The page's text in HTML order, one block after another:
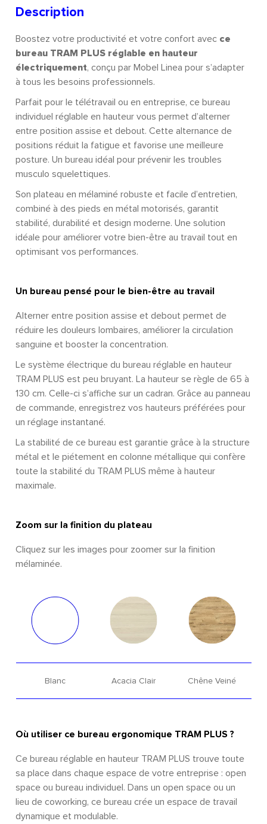
Description
Boostez votre productivité et votre confort avec ce
bureau TRAM PLUS réglable en hauteur
électriquement, conçu par Mobel Linea pour s’adapter
à tous les besoins professionnels.
Parfait pour le télétravail ou en entreprise, ce bureau
individuel réglable en hauteur vous permet d’alterner
entre position assise et debout. Cette alternance de
positions réduit la fatigue et favorise une meilleure
posture. Un bureau idéal pour prévenir les troubles
musculo squelettiques.
Son plateau en mélaminé robuste et facile d’entretien,
combiné à des pieds en métal motorisés, garantit
stabilité, durabilité et design moderne. Une solution
idéale pour améliorer votre bien-être au travail tout en
optimisant vos performances.
Un bureau pensé pour le bien-être au travail
Alterner entre position assise et debout permet de
réduire les douleurs lombaires, améliorer la circulation
sanguine et booster la concentration.
Le système électrique du bureau réglable en hauteur
TRAM PLUS est peu bruyant. La hauteur se règle de 65 à
130 cm. Celle-ci s’affiche sur un cadran. Grâce au panneau
de commande, enregistrez vos hauteurs préférées pour
un réglage instantané.
La stabilité de ce bureau est garantie grâce à la structure
métal et le piétement en colonne métallique qui confère
toute la stabilité du TRAM PLUS même à hauteur
maximale.
Zoom sur la finition du plateau
Cliquez sur les images pour zoomer sur la finition
mélaminée.​
Blanc Acacia Clair Chêne Veiné
Où utiliser ce bureau ergonomique TRAM PLUS ?
Ce bureau réglable en hauteur TRAM PLUS trouve toute
sa place dans chaque espace de votre entreprise : open
space ou bureau individuel. Dans un open space ou un
lieu de coworking, ce bureau crée un espace de travail
dynamique et modulable.